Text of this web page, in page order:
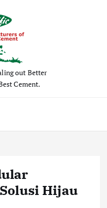
out Better
Cement.
Hijau